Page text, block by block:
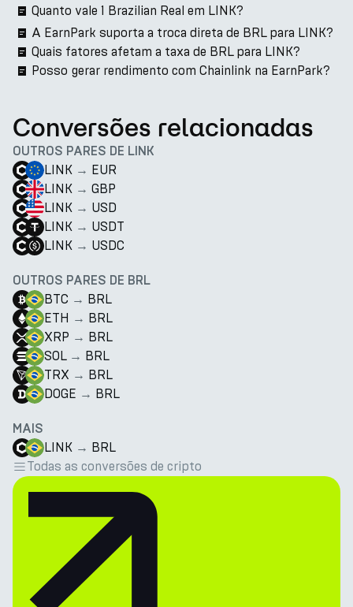
Quanto vale 1 Brazilian Real em LINK?
A EarnPark suporta a troca direta de BRL para LINK?
Quais fatores afetam a taxa de BRL para LINK?
Posso gerar rendimento com Chainlink na EarnPark?
Conversões relacionadas
OUTROS PARES DE LINK
LINK → EUR
LINK → GBP
LINK → USD
LINK → USDT
LINK → USDC
OUTROS PARES DE BRL
BTC → BRL
ETH → BRL
XRP → BRL
SOL → BRL
TRX → BRL
DOGE → BRL
MAIS
LINK → BRL
Todas as conversões de cripto